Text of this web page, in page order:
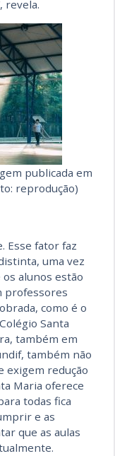
revela.
publicada em
reprodução)
Esse fator faz
uma vez
alunos estão
professores
como é o
Santa
também em
também não
exigem redução
Maria oferece
todas fica
e as
que as aulas